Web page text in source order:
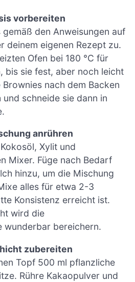
vorbereiten
den Anweisungen auf
deinem eigenen Rezept zu.
Ofen bei 180 °C für
bis sie fest, aber noch leicht
nach dem Backen
schneide sie dann in
anrühren
Xylit und
Mixer. Füge nach Bedarf
hinzu, um die Mischung
alles für etwa 2-3
Konsistenz erreicht ist.
wird die
wunderbar bereichern.
zubereiten
Topf 500 ml pflanzliche
Rühre Kakaopulver und